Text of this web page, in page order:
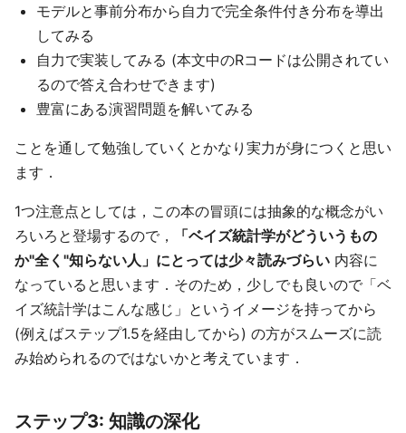
モデルと事前分布から自力で完全条件付き分布を導出
してみる
自力で実装してみる (本文中のRコードは公開されてい
るので答え合わせできます)
豊富にある演習問題を解いてみる
ことを通して勉強していくとかなり実力が身につくと思い
ます．
1つ注意点としては，この本の冒頭には抽象的な概念がい
ろいろと登場するので，
「ベイズ統計学がどういうもの
か"全く"知らない人」にとっては少々読みづらい 内容に
なっていると思います．そのため，少しでも良いので「ベ
イズ統計学はこんな感じ」というイメージを持ってから
(例えばステップ1.5を経由してから) の方がスムーズに読
み始められるのではないかと考えています．
ステップ3: 知識の深化